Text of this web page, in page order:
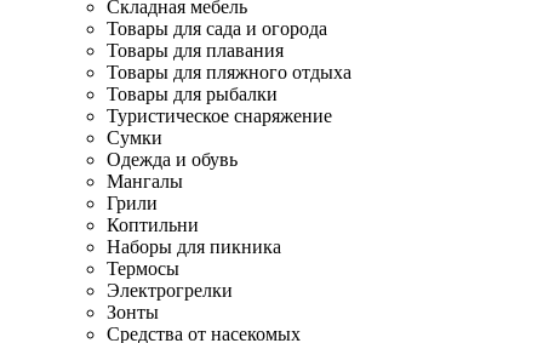
Складная мебель
Товары для сада и огорода
Товары для плавания
Товары для пляжного отдыха
Товары для рыбалки
Туристическое снаряжение
Сумки
Одежда и обувь
Мангалы
Грили
Коптильни
Наборы для пикника
Термосы
Электрогрелки
Зонты
Средства от насекомых